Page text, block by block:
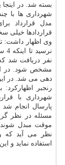
بسته شد. در
مدل قرارداد
قراردادها خیلی
وی اظهار داشت:
نفر دریافت شد
مشخص شود. در
دهی می شد. در این مدت این
رنجبر اظهاركرد:
شهرداری با
پارسال انجام
مسئله در نظر
موقت مبدل
نظر می آید كه
استفاده نماید و